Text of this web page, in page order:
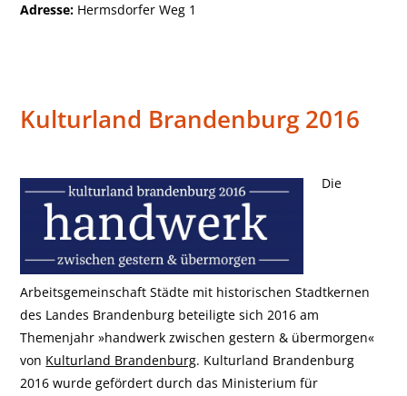
Adresse: Hermsdorfer Weg 1
Kulturland Brandenburg 2016
Die
Arbeitsgemeinschaft Städte mit historischen Stadtkernen
des Landes Brandenburg beteiligte sich 2016 am
Themenjahr »handwerk zwischen gestern & übermorgen«
von Kulturland Brandenburg. Kulturland Brandenburg
2016 wurde gefördert durch das Ministerium für